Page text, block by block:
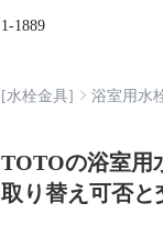
1-1889
[水栓金具] 浴室用水
TOTOの浴室用
取り替え可否と